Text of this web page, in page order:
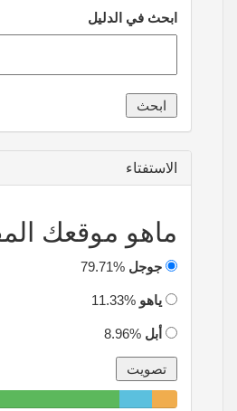
ابحث في الدليل
الاستفتاء
ماهو موقعك
جوجل
ياهو
أبل